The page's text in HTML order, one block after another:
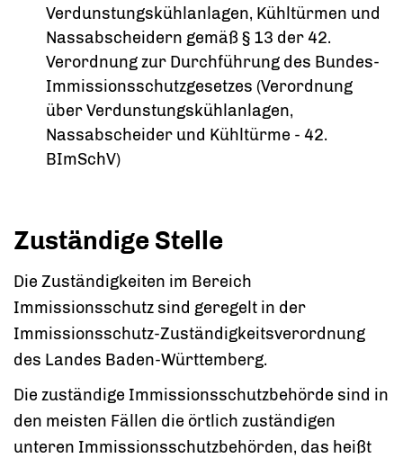
Verdunstungskühlanlagen, Kühltürmen und
Nassabscheidern gemäß § 13 der 42.
Verordnung zur Durchführung des Bundes-
Immissionsschutzgesetzes (Verordnung
über Verdunstungskühlanlagen,
Nassabscheider und Kühltürme - 42.
BImSchV)
Zuständige Stelle
Die Zuständigkeiten im Bereich
Immissionsschutz sind geregelt in der
Immissionsschutz-Zuständigkeitsverordnung
des Landes Baden-Württemberg.
Die zuständige Immissionsschutzbehörde sind in
den meisten Fällen die örtlich zuständigen
unteren Immissionsschutzbehörden, das heißt